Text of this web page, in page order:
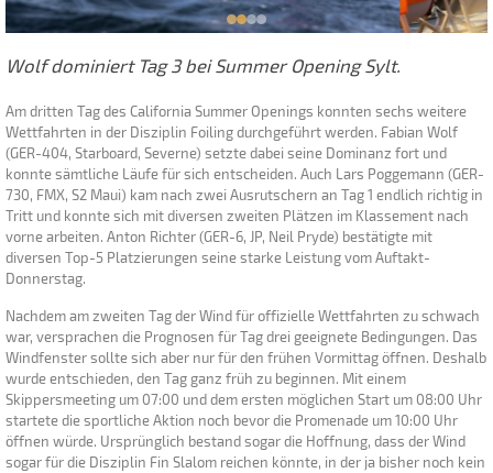
Wolf dominiert Tag 3 bei Summer Opening Sylt.
Am dritten Tag des California Summer Openings konnten sechs weitere
Wettfahrten in der Disziplin Foiling durchgeführt werden. Fabian Wolf
(GER-404, Starboard, Severne) setzte dabei seine Dominanz fort und
konnte sämtliche Läufe für sich entscheiden. Auch Lars Poggemann (GER-
730, FMX, S2 Maui) kam nach zwei Ausrutschern an Tag 1 endlich richtig in
Tritt und konnte sich mit diversen zweiten Plätzen im Klassement nach
vorne arbeiten. Anton Richter (GER-6, JP, Neil Pryde) bestätigte mit
diversen Top-5 Platzierungen seine starke Leistung vom Auftakt-
Donnerstag.
Nachdem am zweiten Tag der Wind für offizielle Wettfahrten zu schwach
war, versprachen die Prognosen für Tag drei geeignete Bedingungen. Das
Windfenster sollte sich aber nur für den frühen Vormittag öffnen. Deshalb
wurde entschieden, den Tag ganz früh zu beginnen. Mit einem
Skippersmeeting um 07:00 und dem ersten möglichen Start um 08:00 Uhr
startete die sportliche Aktion noch bevor die Promenade um 10:00 Uhr
öffnen würde. Ursprünglich bestand sogar die Hoffnung, dass der Wind
sogar für die Disziplin Fin Slalom reichen könnte, in der ja bisher noch kein